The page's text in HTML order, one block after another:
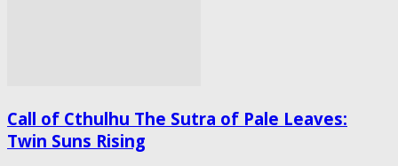
Call of Cthulhu The Sutra of Pale Leaves:
Twin Suns Rising